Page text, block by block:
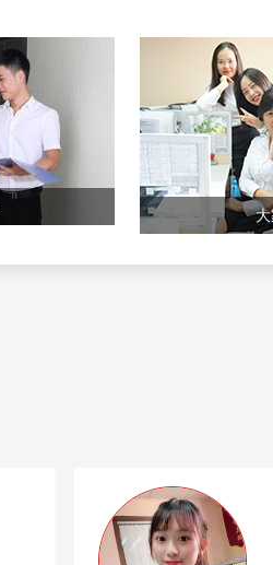
经理
如果您有深圳公司注册、香港公司注册、
可以电话咨询，我会第一时间为您解决